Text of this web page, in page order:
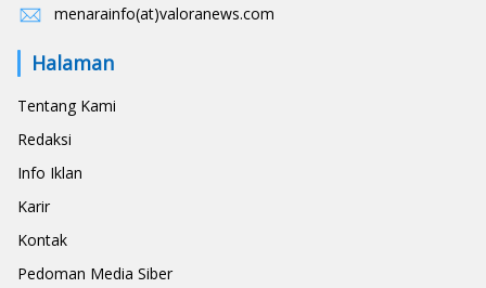
menarainfo(at)valoranews.com
Halaman
Tentang Kami
Redaksi
Info Iklan
Karir
Kontak
Pedoman Media Siber